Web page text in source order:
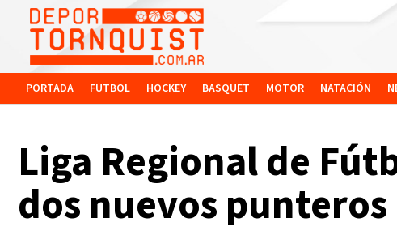
PORTADA FUTBOL HOCKEY BASQUET MOTOR NATACIÓN
Liga Regional de
dos nuevos punteros